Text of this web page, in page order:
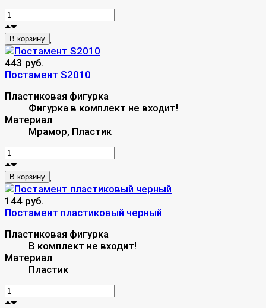
В корзину
443 руб.
Постамент S2010
Пластиковая фигурка
Фигурка в комплект не входит!
Материал
Мрамор, Пластик
В корзину
144 руб.
Постамент пластиковый черный
Пластиковая фигурка
В комплект не входит!
Материал
Пластик